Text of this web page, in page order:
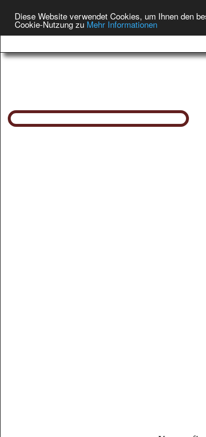
Diese Website verwendet Cookies, um Ihnen den
Cookie-Nutzung zu Mehr Informationen